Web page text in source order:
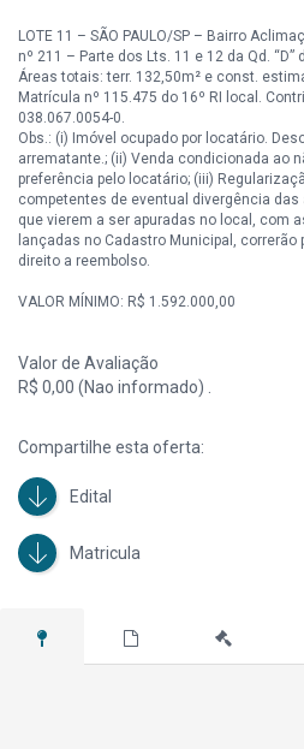
LOTE 11 – SÃO PAULO/SP – Bairro
nº 211 – Parte dos Lts. 11 e 12 da Qd.
Áreas totais: terr. 132,50m² e const.
Matrícula nº 115.475 do 16º RI local.
038.067.0054-0.
Obs.: (i) Imóvel ocupado por locatário.
arrematante.; (ii) Venda condicionada ao
preferência pelo locatário; (iii)
competentes de eventual divergência
que vierem a ser apuradas no local, com
lançadas no Cadastro Municipal, correrão
direito a reembolso.
VALOR MÍNIMO: R$ 1.592.000,00
Valor de Avaliação
R$ 0,00 (Nao informado) .
Compartilhe esta oferta:
Edital
Matricula